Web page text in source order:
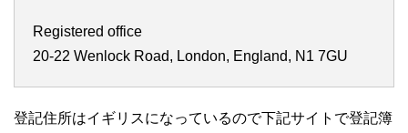
Registered office
20-22 Wenlock Road, London, England, N1 7GU
登記住所はイギリスになっているので下記サイトで登記簿